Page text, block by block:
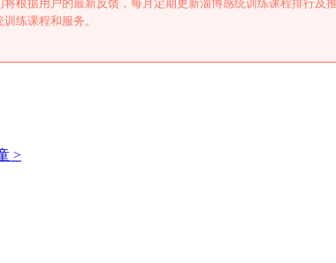
根据用户的最新反馈，每月定期更新淄博感统训练课程排行及
练课程和服务。
>